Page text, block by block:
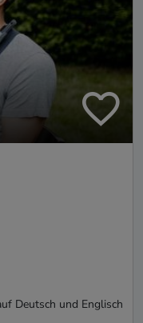
Deutsch und Englisch